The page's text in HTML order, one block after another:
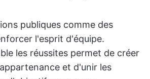
publiques comme des
l'esprit d'équipe.
les réussites permet de créer
et d'unir les